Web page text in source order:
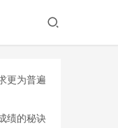
更为普遍
绩的秘诀